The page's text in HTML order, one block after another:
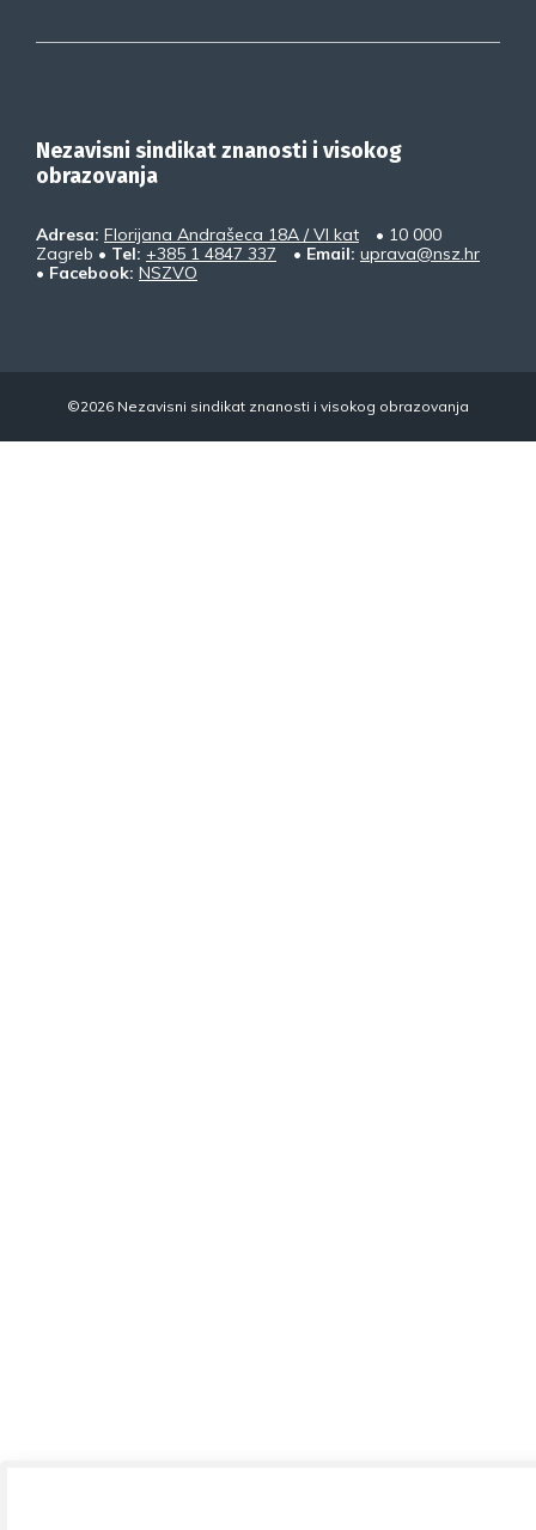
Nezavisni sindikat znanosti i visokog
obrazovanja
Adresa: Florijana Andrašeca 18A / VI kat
• 10 000
Zagreb • Tel: +385 1 4847 337 • Email: uprava@nsz.hr
• Facebook: NSZVO
©2026 Nezavisni sindikat znanosti i visokog obrazovanja